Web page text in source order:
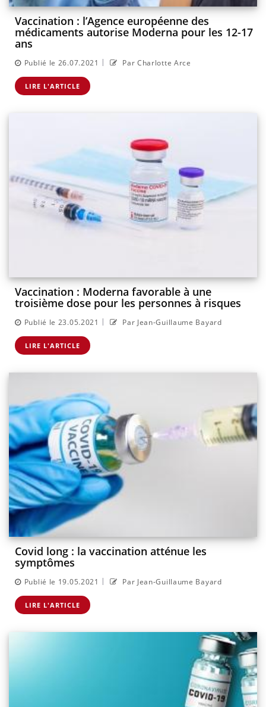
Vaccination : l’Agence européenne des
médicaments autorise Moderna pour les 12-17
ans
Publié le 26.07.2021 | Par Charlotte Arce
LIRE L'ARTICLE
Vaccination : Moderna favorable à une
troisième dose pour les personnes à risques
Publié le 23.05.2021 | Par Jean-Guillaume Bayard
LIRE L'ARTICLE
Covid long : la vaccination atténue les
symptômes
Publié le 19.05.2021 | Par Jean-Guillaume Bayard
LIRE L'ARTICLE